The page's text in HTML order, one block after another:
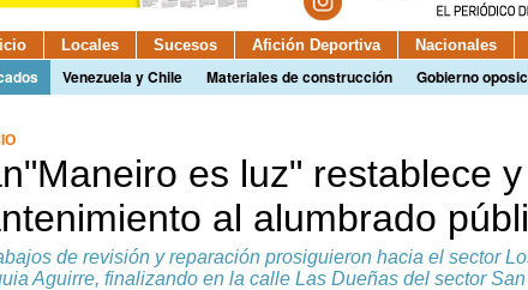
Locales Sucesos Afición Deportiva Nacionales
Venezuela y Chile Materiales de construcción Gobierno
es luz" restablece
al alumbrado
de revisión y reparación prosiguieron hacia el sector
Aguirre, finalizando en la calle Las Dueñas del sector